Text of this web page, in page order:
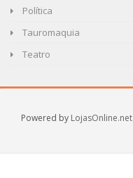
Política
Tauromaquia
Teatro
Powered by LojasOnline.net